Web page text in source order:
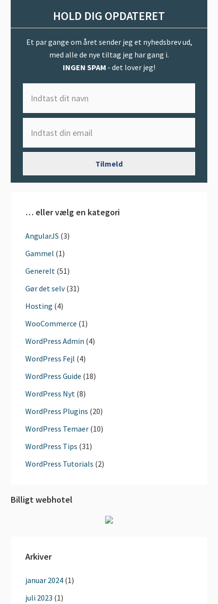
HOLD DIG OPDATERET
Et par gange om året sender jeg et nyhedsbrev ud,
med alle de nye tiltag jeg har gang i.
INGEN SPAM - det lover jeg!
… eller vælg en kategori
AngularJS (3)
Gammel (1)
Generelt (51)
Gør det selv(31)
Hosting (4)
WooCommerce (1)
WordPress Admin (4)
WordPress Fejl (4)
WordPress Guide (18)
WordPress Nyt (8)
WordPress Plugins (20)
WordPress Temaer (10)
WordPress Tips (31)
WordPress Tutorials (2)
Billigt webhotel
Arkiver
januar 2024 (1)
juli 2023 (1)